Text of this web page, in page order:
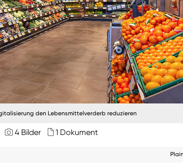
den Lebensmittelverderb reduzieren
4 Bilder 1 Dokument